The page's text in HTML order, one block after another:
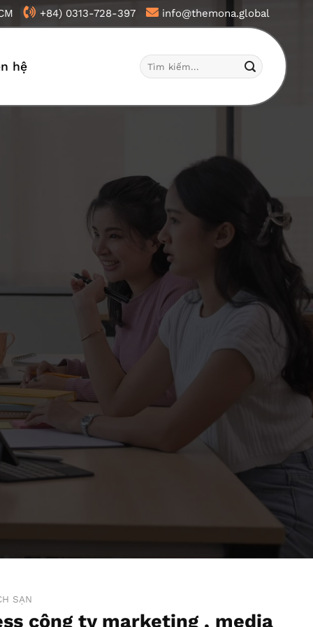
+84) 0313-728-397 info@themona.global
hệ
Tìm
kiếm:
SẠN
công ty marketing , media